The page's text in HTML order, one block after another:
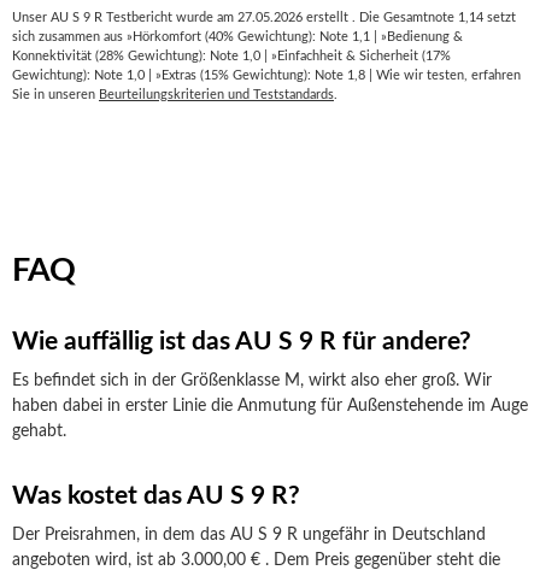
Unser AU S 9 R Testbericht wurde am 27.05.2026 erstellt . Die Gesamtnote 1,14 setzt
sich zusammen aus »Hörkomfort (40% Gewichtung): Note 1,1 | »Bedienung &
Konnektivität (28% Gewichtung): Note 1,0 | »Einfachheit & Sicherheit (17%
Gewichtung): Note 1,0 | »Extras (15% Gewichtung): Note 1,8 | Wie wir testen, erfahren
Sie in unseren Beurteilungskriterien und Teststandards.
FAQ
Wie auffällig ist das AU S 9 R für andere?
Es befindet sich in der Größenklasse M, wirkt also eher groß. Wir
haben dabei in erster Linie die Anmutung für Außenstehende im Auge
gehabt.
Was kostet das AU S 9 R?
Der Preisrahmen, in dem das AU S 9 R ungefähr in Deutschland
angeboten wird, ist ab 3.000,00 € . Dem Preis gegenüber steht die